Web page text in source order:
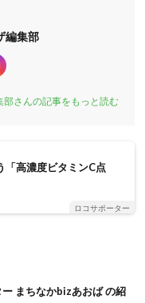
編集部
部さんの記事をもっと読む
「高濃度ビタミンC点
ロコサポーター
まちなかbizあおば の紹